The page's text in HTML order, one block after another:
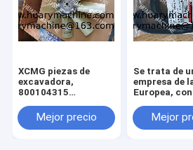
XCMG piezas de
excavadora,
800104315
xcmg xe 130 xe 150
Mejor precio
Se trata de
empresa de
Europea,
Mejor